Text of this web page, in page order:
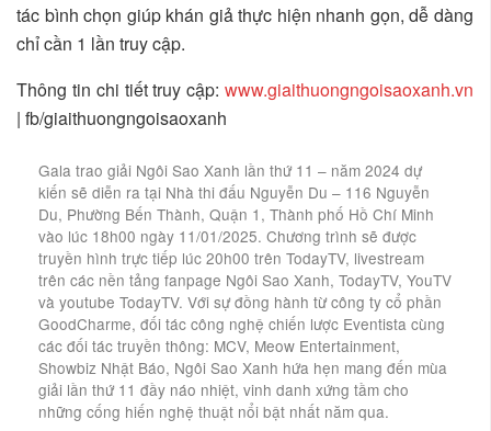
tác bình chọn giúp khán giả thực hiện nhanh gọn, dễ dàng
chỉ cần 1 lần truy cập.
Thông tin chi tiết truy cập: www.giaithuongngoisaoxanh.vn
| fb/giaithuongngoisaoxanh
Gala trao giải Ngôi Sao Xanh lần thứ 11 – năm 2024 dự
kiến sẽ diễn ra tại Nhà thi đấu Nguyễn Du – 116 Nguyễn
Du, Phường Bến Thành, Quận 1, Thành phố Hồ Chí Minh
vào lúc 18h00 ngày 11/01/2025. Chương trình sẽ được
truyền hình trực tiếp lúc 20h00 trên TodayTV, livestream
trên các nền tảng fanpage Ngôi Sao Xanh, TodayTV, YouTV
và youtube TodayTV. Với sựđồng hành từ công ty cổ phần
GoodCharme, đối tác công nghệ chiến lược Eventista cùng
các đối tác truyền thông: MCV, Meow Entertainment,
Showbiz Nhật Báo, Ngôi Sao Xanh hứa hẹn mang đến mùa
giải lần thứ 11 đầy náo nhiệt, vinh danh xứng tầm cho
những cống hiến nghệ thuật nổi bật nhất năm qua.